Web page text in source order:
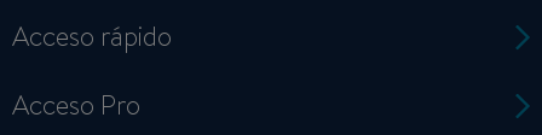
Acceso rápido
Acceso Pro